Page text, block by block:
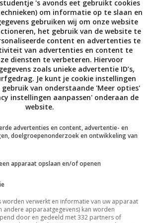
een andere pan op het vuur
is ook niet erg, het ei moet
ook met de wortel. Overigens
Ik denk dat dat nog
ik had echt een luie
leg je de wortel en
de pan.
Doe de pindakaas in
een vork goed door. Daarna
Whoehoe! Je hebt nu je
extra water toe. Te dun?
hem schrikken, pel het ei en
het ei. Giet hier de
's avonds eet gebruikt cookies
om informatie op te slaan en
gebruiken wij om onze website
het gebruik van de website te
content en advertenties te
van advertenties en content te
diensten te verbeteren. Hiervoor
zoals unieke advertentie ID’s,
Je kunt je cookie instellingen
van onderstaande 'Meer opties'
instellingen aanpassen' onderaan de
website.
advertenties en content, advertentie- en
doelgroepenonderzoek en ontwikkeling van
apparaat opslaan en/of openen
worden verwerkt en informatie van uw apparaat
andere apparaatgegevens) kan worden
door en gedeeld met 332 partners of